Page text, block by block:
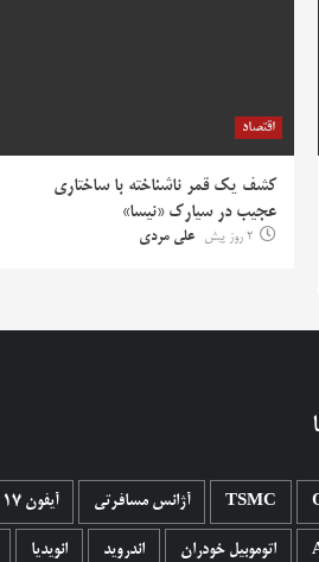
اقتصاد
کشف یک قمر ناشناخته با ساختاری
عجیب در سیارک «نیسا»
2 روز پیش علی مردی
TSMC آژانس مسافرتی آیفون 17
اتوموبیل خودران اندروید انویدیا